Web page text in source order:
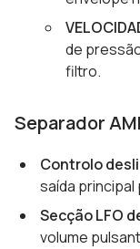
de
filtro.
Separador
Controlo
saída
Secção LFO
volume